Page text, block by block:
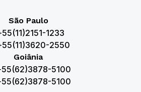
São Paulo
1233
2550
Goiânia
5100
5100